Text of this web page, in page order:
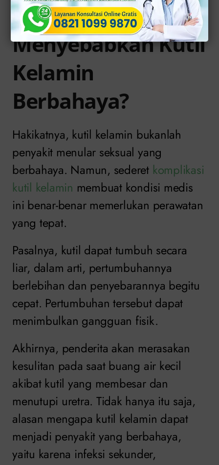
Apa yang
Menyebabkan Kutil
Kelamin
Berbahaya?
Hakikatnya, kutil kelamin bukanlah
penyakit menular seksual yang
berbahaya. Namun, sederet komplikasi
kutil kelamin membuat kondisi medis
ini benar-benar memerlukan perawatan
yang tepat.
Pasalnya, kutil dapat tumbuh secara
liar, dalam arti, pertumbuhannya
berlebihan dan penyebarannya begitu
cepat. Pertumbuhan tersebut dapat
menimbulkan gangguan fisik.
Akhirnya, penderita akan merasakan
kesulitan pada saat buang air kecil
akibat kutil yang membesar dan
menutupi uretra. Tidak hanya itu saja,
alasan mengapa kutil kelamin dapat
menjadi penyakit yang berbahaya,
yaitu karena infeksi sekunder,